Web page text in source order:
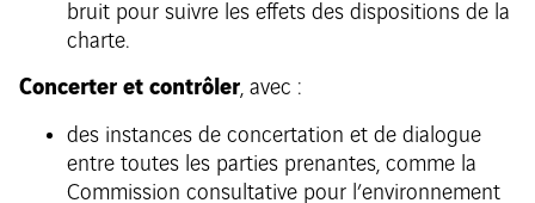
bruit pour suivre les effets des dispositions de la
charte.
Concerter et contrôler, avec :
des instances de concertation et de dialogue
entre toutes les parties prenantes, comme la
Commission consultative pour l’environnement